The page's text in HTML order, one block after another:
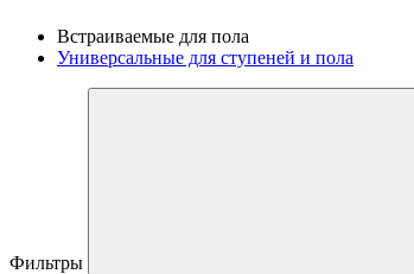
Встраиваемые для пола
Универсальные для ступеней и пола
Фильтры